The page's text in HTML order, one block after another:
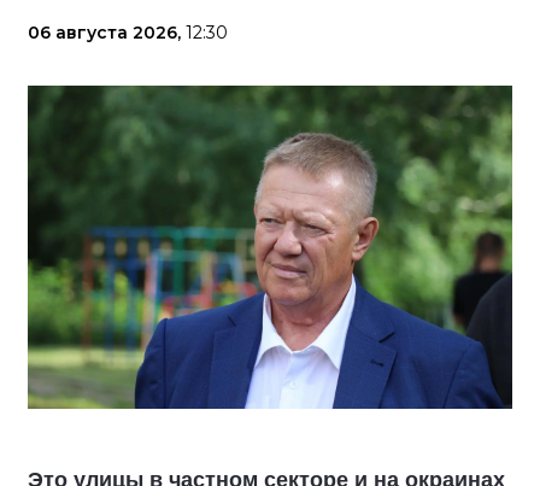
06 августа 2026, 12:30
Это улицы в частном секторе и на окраинах